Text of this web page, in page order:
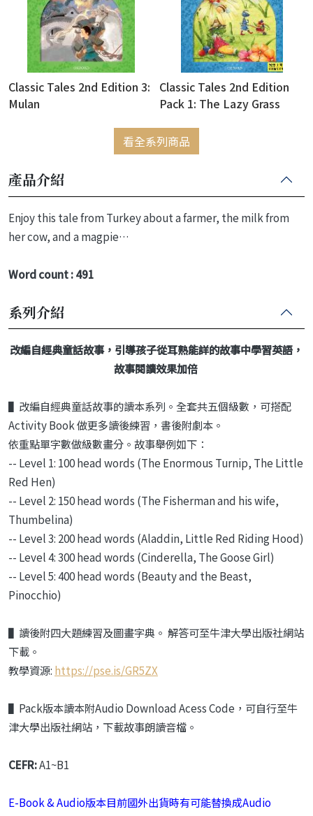
Classic Tales 2nd Edition 3:
Mulan
Classic Tales 2nd Edition
Pack 1: The Lazy Grass
Download Access Code)
看全系列商品
產品介紹
Enjoy this tale from Turkey about a farmer, the milk from
her cow, and a magpie…
Word count : 491
系列介紹
改編自經典童話故事，引導孩子從耳熟能詳的故事中學習英語，
故事閱讀效果加倍
▌改編自經典童話故事的讀本系列。全套共五個級數，可搭配
Activity Book 做更多讀後練習，書後附劇本。
依重點單字數做級數畫分。故事舉例如下：
-- Level 1: 100 head words (The Enormous Turnip, The Little
Red Hen)
-- Level 2: 150 head words (The Fisherman and his wife,
Thumbelina)
-- Level 3: 200 head words (Aladdin, Little Red Riding Hood)
-- Level 4: 300 head words (Cinderella, The Goose Girl)
-- Level 5: 400 head words (Beauty and the Beast,
Pinocchio)
▌讀後附四大題練習及圖畫字典。 解答可至牛津大學出版社網站
下載。
教學資源: https://pse.is/GR5ZX
▌Pack版本讀本附Audio Download Acess Code ，可自行至牛
津大學出版社網站， 下載故事朗讀音檔。
CEFR:A1~B1
E-Book & Audio版本目前國外出貨時有可能替換成Audio